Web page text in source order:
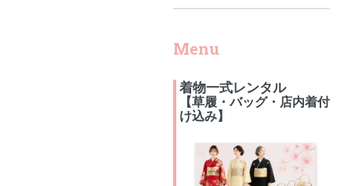
Menu
着物一式レンタル
【草履・バッグ・店内着付
け込み】